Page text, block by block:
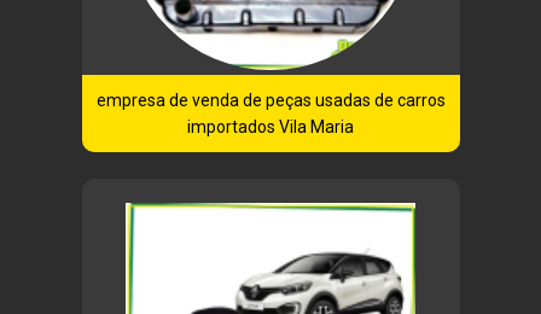
empresa de venda de peças usadas de carros
importados Vila Maria